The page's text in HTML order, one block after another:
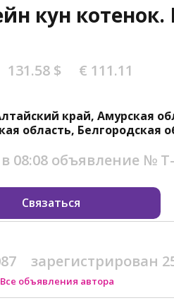
кун
131.58 $ € 111.11
край, Амурская
область, Белгородская
08:08 объявление №
Связаться
зарегистрирован
Все объявления автора